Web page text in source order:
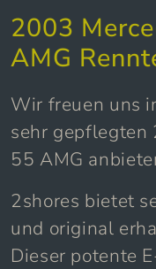
2003
AMG
Wir freuen uns
sehr gepflegten
55 AMG
2shores bietet
und original
Dieser potente